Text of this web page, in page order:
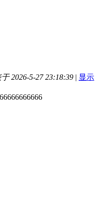
2026-5-27 23:18:39 | 显示